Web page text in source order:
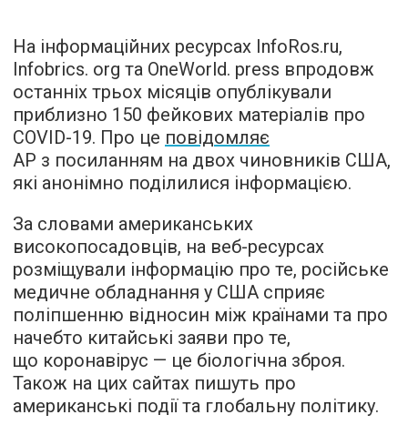
На інформаційних ресурсах InfoRos.ru,
Infobrics. org та OneWorld. press впродовж
останніх трьох місяців опублікували
приблизно 150 фейкових матеріалів про
COVID-19. Про це повідомляє
AP з посиланням на двох чиновників США,
які анонімно поділилися інформацією.
За словами американських
високопосадовців, на веб-ресурсах
розміщували інформацію про те, російське
медичне обладнання у США сприяє
поліпшенню відносин між країнами та про
начебто китайські заяви про те,
що коронавірус — це біологічна зброя.
Також на цих сайтах пишуть про
американські події та глобальну політику.